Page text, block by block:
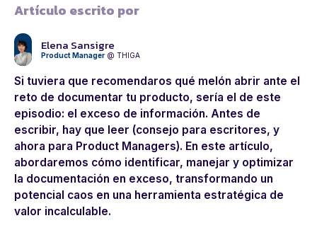
Artículo escrito por
Elena Sansigre
Product Manager @ THIGA
Si tuviera que recomendaros qué melón abrir ante el
reto de documentar tu producto, sería el de este
episodio: el exceso de información. Antes de
escribir, hay que leer (consejo para escritores, y
ahora para Product Managers). En este artículo,
abordaremos cómo identificar, manejar y optimizar
la documentación en exceso, transformando un
potencial caos en una herramienta estratégica de
valor incalculable.